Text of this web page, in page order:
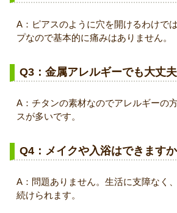
A：ピアスのように穴を開けるわけで
プなので基本的に痛みはありません。
Q3：金属アレルギーでも大丈夫
A：チタンの素材なのでアレルギーの
スが多いです。
Q4：メイクや入浴はできますか
A：問題ありません。生活に支障なく
続けられます。